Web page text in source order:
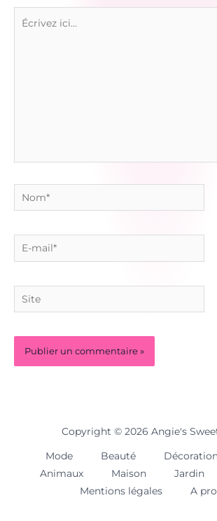
Nom*
E-
mail*
Site
Copyright © 2026 Angie's
Mode Beauté
Animaux
Maison Jardin
Mentions légales
A